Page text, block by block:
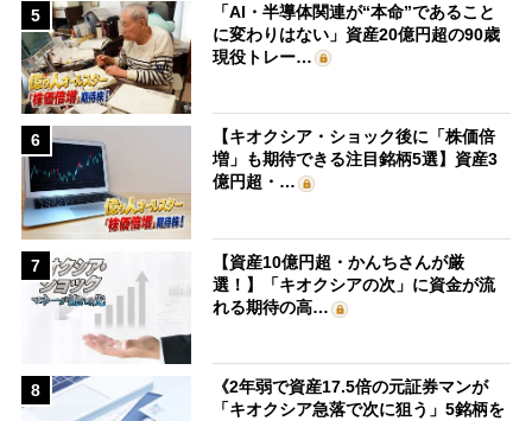
5
「AI・半導体関連が“本命”であること
に変わりはない」資産20億円超の90歳
現役トレー…
6
【キオクシア・ショック後に「株価倍
増」も期待できる注目銘柄5選】資産3
億円超・…
7
【資産10億円超・かんちさんが厳
選！】「キオクシアの次」に資金が流
れる期待の高…
8
《2年弱で資産17.5倍の元証券マンが
「キオクシア急落で次に狙う」5銘柄を